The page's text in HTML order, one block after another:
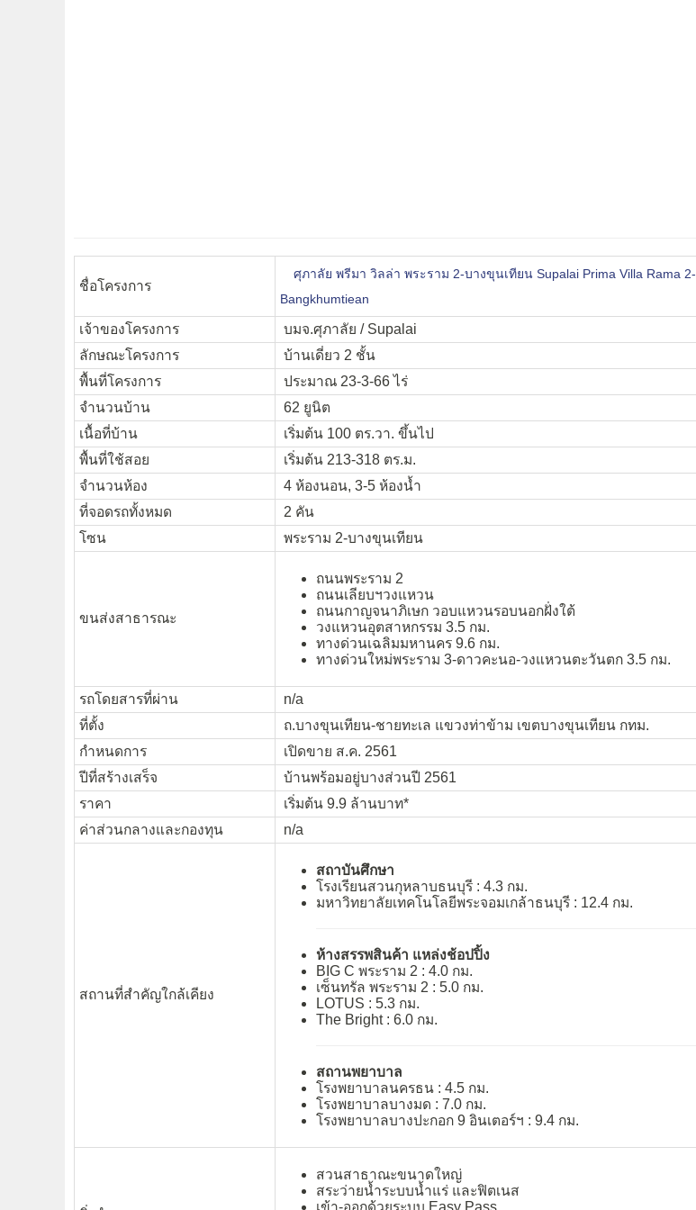
ชื่อโครงการ
ศุภาลัย พรีมา วิลล่า พระราม 2-บางขุนเทียน Supalai Prima Villa Rama 2-
Bangkhumtiean
เจ้าของโครงการ
บมจ.ศุภาลัย / Supalai
ลักษณะโครงการ
บ้านเดี่ยว 2 ชั้น
พื้นที่โครงการ
ประมาณ 23-3-66 ไร่
จำนวนบ้าน
62 ยูนิต
เนื้อที่บ้าน
เริ่มต้น 100 ตร.วา. ขึ้นไป
พื้นที่ใช้สอย
เริ่มต้น 213-318 ตร.ม.
จำนวนห้อง
4 ห้องนอน, 3-5 ห้องน้ำ
ที่จอดรถทั้งหมด
2 คัน
โซน
พระราม 2-บางขุนเทียน
ขนส่งสาธารณะ
ถนนพระราม 2
ถนนเลียบฯวงแหวน
ถนนกาญจนาภิเษก วอบแหวนรอบนอกฝั่งใต้
วงแหวนอุตสาหกรรม 3.5 กม.
ทางด่วนเฉลิมมหานคร 9.6 กม.
ทางด่วนใหม่พระราม 3-ดาวคะนอ-วงแหวนตะวันตก 3.5 กม.
รถโดยสารที่ผ่าน
n/a
ที่ตั้ง
ถ.บางขุนเทียน-ชายทะเล แขวงท่าข้าม เขตบางขุนเทียน กทม.
กำหนดการ
เปิดขาย ส.ค. 2561
ปีที่สร้างเสร็จ
บ้านพร้อมอยู่บางส่วนปี 2561
ราคา
เริ่มต้น 9.9 ล้านบาท*
ค่าส่วนกลางและกองทุน
n/a
สถานที่สำคัญใกล้เคียง
สถาบันศึกษา
โรงเรียนสวนกุหลาบธนบุรี : 4.3 กม.
มหาวิทยาลัยเทคโนโลยีพระจอมเกล้าธนบุรี : 12.4 กม.
ห้างสรรพสินค้า แหล่งช้อปปิ้ง
BIG C พระราม 2 : 4.0 กม.
เซ็นทรัล พระราม 2 : 5.0 กม.
LOTUS : 5.3 กม.
The Bright : 6.0 กม.
สถานพยาบาล
โรงพยาบาลนครธน : 4.5 กม.
โรงพยาบาลบางมด : 7.0 กม.
โรงพยาบาลบางปะกอก 9 อินเตอร์ฯ : 9.4 กม.
สวนสาธาณะขนาดใหญ่
สระว่ายน้ำระบบน้ำแร่ และฟิตเนส
เข้า-ออกด้วยระบบ Easy Pass